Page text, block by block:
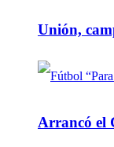
Unión,
Arrancó el